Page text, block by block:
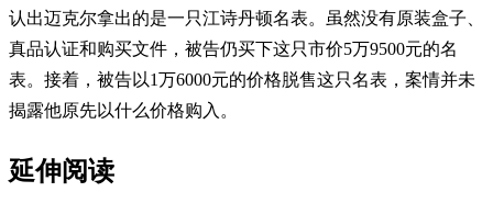
认出迈克尔拿出的是一只江诗丹顿名表。虽然没有原装盒子、
真品认证和购买文件，被告仍买下这只市价5万9500元的名
表。接着，被告以1万6000元的价格脱售这只名表，案情并未
揭露他原先以什么价格购入。
延伸阅读